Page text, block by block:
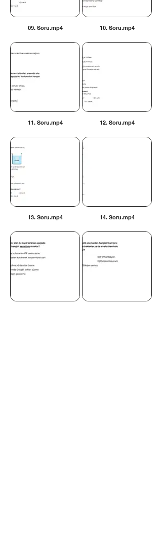
09. Soru.mp4 10. Soru.mp4
11. Soru.mp4 12. Soru.mp4
13. Soru.mp4 14. Soru.mp4